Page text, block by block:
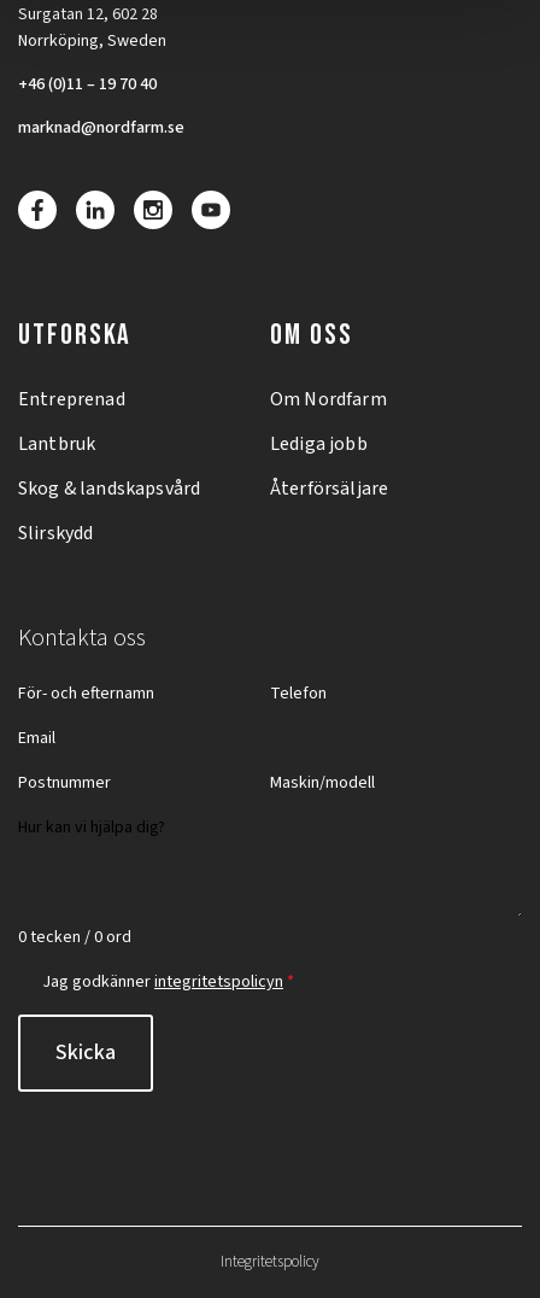
Surgatan 12, 602 28
Norrköping, Sweden
+46 (0)11 – 19 70 40
marknad@nordfarm.se
UTFORSKA
Entreprenad
Lantbruk
Skog & landskapsvård
Slirskydd
OM OSS
Om Nordfarm
Lediga jobb
Återförsäljare
Kontakta oss
0 tecken / 0 ord
Jag godkännerintegritetspolicyn *
Skicka
Integritetspolicy